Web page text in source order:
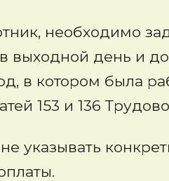
необходимо
выходной день и
в котором была
153 и 136
указывать